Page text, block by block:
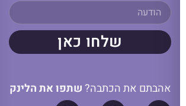
שלחו כאן
אהבתם את הכתבה?שתפו את הלינק